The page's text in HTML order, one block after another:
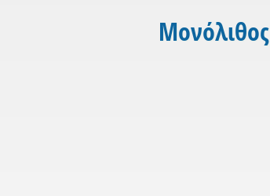
Μονόλιθος